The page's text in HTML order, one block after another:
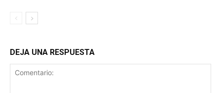
DEJA UNA RESPUESTA